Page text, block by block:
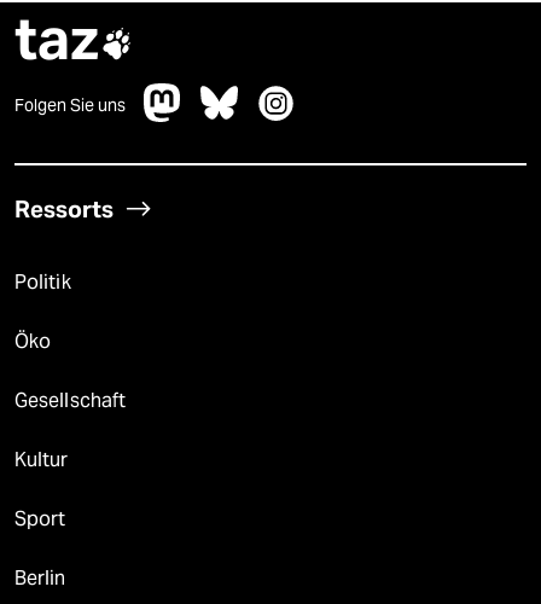
taz
Folgen Sie uns
Ressorts
Politik
Öko
Gesellschaft
Kultur
Sport
Berlin